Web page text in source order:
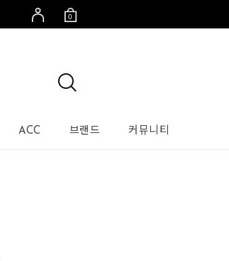
0
ACC 브랜드 커뮤니티